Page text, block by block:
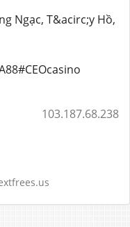
Ngạc, T&acirc;y Hồ,
103.187.68.238